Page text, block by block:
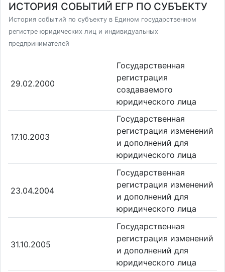
ИСТОРИЯ СОБЫТИЙ ЕГР ПО СУБЪЕКТУ
История событий по субъекту в Едином государственном
регистре юридических лиц и индивидуальных
предпринимателей
29.02.2000
Государственная
регистрация
создаваемого
юридического лица
17.10.2003
Государственная
регистрация изменений
и дополнений для
юридического лица
23.04.2004
Государственная
регистрация изменений
и дополнений для
юридического лица
31.10.2005
Государственная
регистрация изменений
и дополнений для
юридического лица